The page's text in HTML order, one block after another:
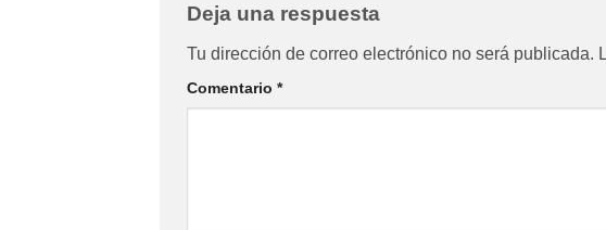
Deja una respuesta
Tu dirección de correo electrónico no será publicada.
Comentario *